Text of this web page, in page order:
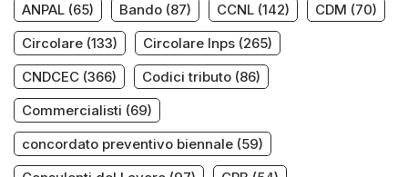
ANPAL (65) Bando (87) CCNL (142) CDM (70)
Circolare (133) Circolare Inps (265)
CNDCEC (366) Codici tributo (86)
Commercialisti (69)
concordato preventivo biennale (59)